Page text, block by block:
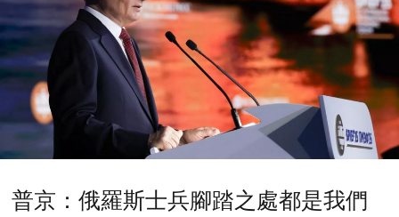
普京：俄羅斯士兵腳踏之處都是我們